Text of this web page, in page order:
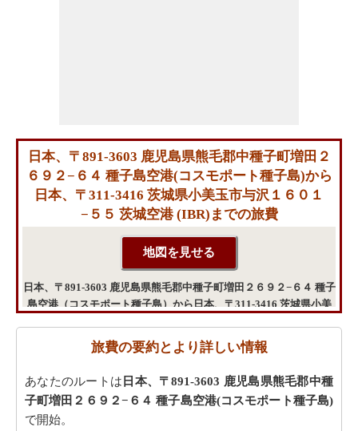
日本、〒891-3603 鹿児島県熊毛郡中種子町増田２
６９２−６４ 種子島空港(コスモポート種子島)から
日本、〒311-3416 茨城県小美玉市与沢１６０１
−５５ 茨城空港 (IBR)までの旅費
日本、〒891-3603 鹿児島県熊毛郡中種子町増田２６９２−６４ 種子
島空港（コスモポート種子島）から日本、〒311-3416 茨城県小美
旅費の要約とより詳しい情報
あなたのルートは 日本、〒891-3603 鹿児島県熊毛郡中種
子町増田２６９２−６４ 種子島空港(コスモポート種子島)
で開始。